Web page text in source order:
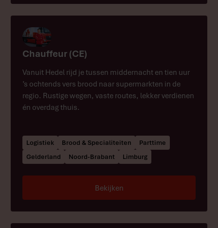
Chauffeur (CE)
Vanuit Hedel rijd je tussen middernacht en tien uur
’s ochtends vers brood naar supermarkten in de
regio. Rustige wegen, vaste routes, lekker verdienen
én overdag thuis.
Logistiek Brood & Specialiteiten
Parttime
Gelderland
Noord-Brabant Limburg
Bekijken